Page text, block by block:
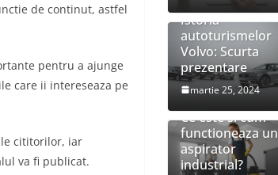
de continut, astfel
pentru a ajunge
care ii intereseaza pe
cititorilor, iar
va fi publicat.
Istoria
autoturismelor
Volvo: Scurta
prezentare
martie 25, 2024
Ce este si cum
functioneaza un
aspirator
industrial?